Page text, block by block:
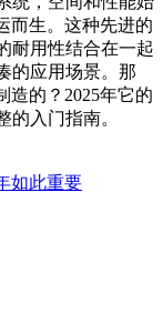
而生。这种先进的
耐用性结合在一起
的应用场景。那
造的？2025年它的
的入门指南。
如此重要